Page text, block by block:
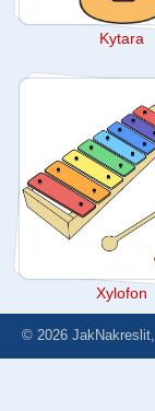
Kytara
Xylofon
© 2026